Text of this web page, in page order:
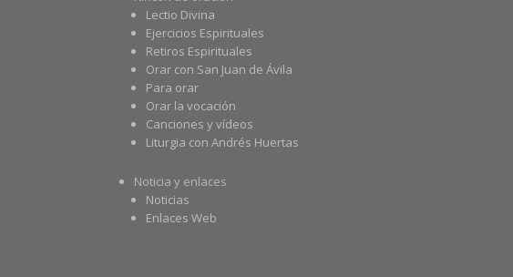
Lectio Divina
Ejercicios Espirituales
Retiros Espirituales
Orar con San Juan de Ávila
Para orar
Orar la vocación
Canciones y vídeos
Liturgia con Andrés Huertas
Noticia y enlaces
Noticias
Enlaces Web